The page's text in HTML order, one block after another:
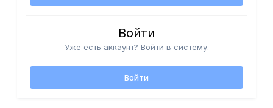
Войти
Уже есть аккаунт? Войти в систему.
Войти